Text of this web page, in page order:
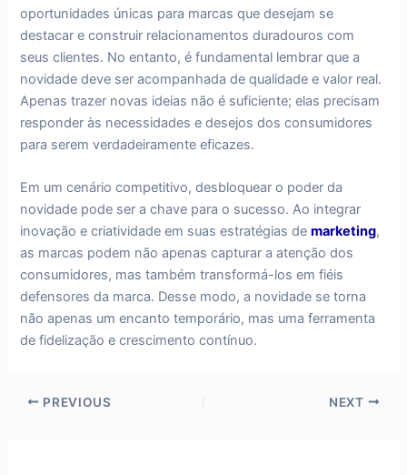
oportunidades únicas para marcas que desejam se
destacar e construir relacionamentos duradouros com
seus clientes. No entanto, é fundamental lembrar que a
novidade deve ser acompanhada de qualidade e valor real.
Apenas trazer novas ideias não é suficiente; elas precisam
responder às necessidades e desejos dos consumidores
para serem verdadeiramente eficazes.
Em um cenário competitivo, desbloquear o poder da
novidade pode ser a chave para o sucesso. Ao integrar
inovação e criatividade em suas estratégias demarketing,
as marcas podem não apenas capturar a atenção dos
consumidores, mas também transformá-los em fiéis
defensores da marca. Desse modo, a novidade se torna
não apenas um encanto temporário, mas uma ferramenta
de fidelização e crescimento contínuo.
PREVIOUS NEXT